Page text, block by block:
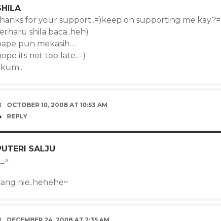
for your support..=)keep on supporting me
shila baca..heh)
pun mekasih…
its not too late..=)
OCTOBER 10, 2008 AT 10:53 AM
REPLY
SALJU
nie..hehehe~